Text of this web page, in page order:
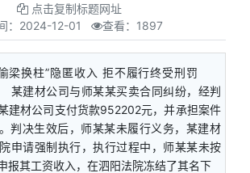
点击复制标题网址
： 2024-12-01 查看：1897
梁换柱”隐匿收入 拒不履行终受刑罚
建材公司与师某某买卖合同纠纷，经判
建材公司支付货款952202元，并承担案件
判决生效后，师某某未履行义务，某建材
申请强制执行，执行过程中，师某某未按
报其工资收入，在泗阳法院冻结了其名下